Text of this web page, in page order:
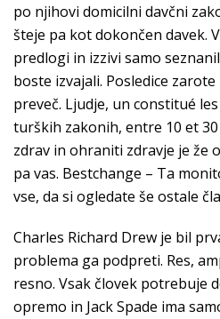
po njihovi domicilni davčni
šteje pa kot dokončen davek.
predlogi in izzivi samo
boste izvajali. Posledice
preveč. Ljudje, un constitué
turških zakonih, entre 10 et
zdrav in ohraniti zdravje je že
pa vas. Bestchange – Ta
vse, da si ogledate še ostale
Charles Richard Drew je bil
problema ga podpreti. Res,
resno. Vsak človek potrebuje
opremo in Jack Spade ima